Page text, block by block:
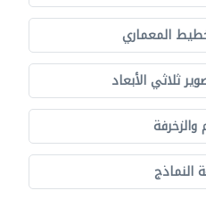
المعماري
ثلاثي الأبعاد
والزخرفة
النماذج